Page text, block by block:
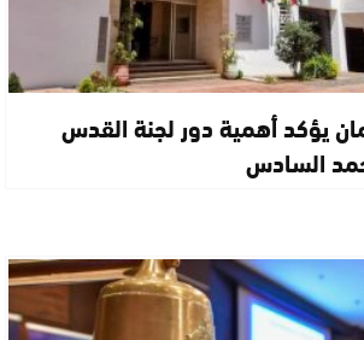
يؤكد أهمية دور لجنة القدس
السادس